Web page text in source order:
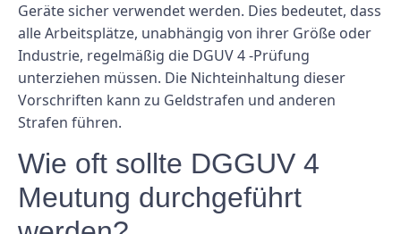
Geräte sicher verwendet werden. Dies bedeutet, dass
alle Arbeitsplätze, unabhängig von ihrer Größe oder
Industrie, regelmäßig die DGUV 4 -Prüfung
unterziehen müssen. Die Nichteinhaltung dieser
Vorschriften kann zu Geldstrafen und anderen
Strafen führen.
Wie oft sollte DGGUV 4
Meutung durchgeführt